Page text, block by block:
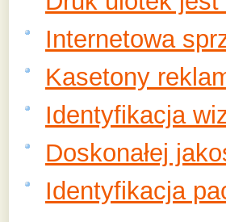
Internetowa
Kasetony
Identyfikacja
Doskonałej
Identyfikacja